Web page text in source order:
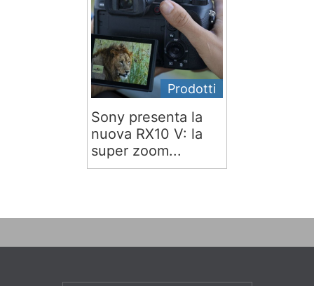
Prodotti
Sony presenta la
nuova RX10 V: la
super zoom...